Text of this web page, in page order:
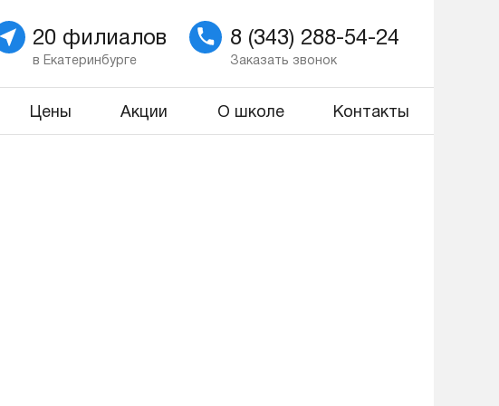
20 филиалов
в Екатеринбурге
8 (343) 288-54-24
Заказать звонок
Цены Акции О школе Контакты